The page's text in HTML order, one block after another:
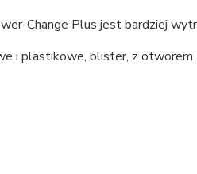
Change Plus jest bardziej
i plastikowe, blister, z otworem